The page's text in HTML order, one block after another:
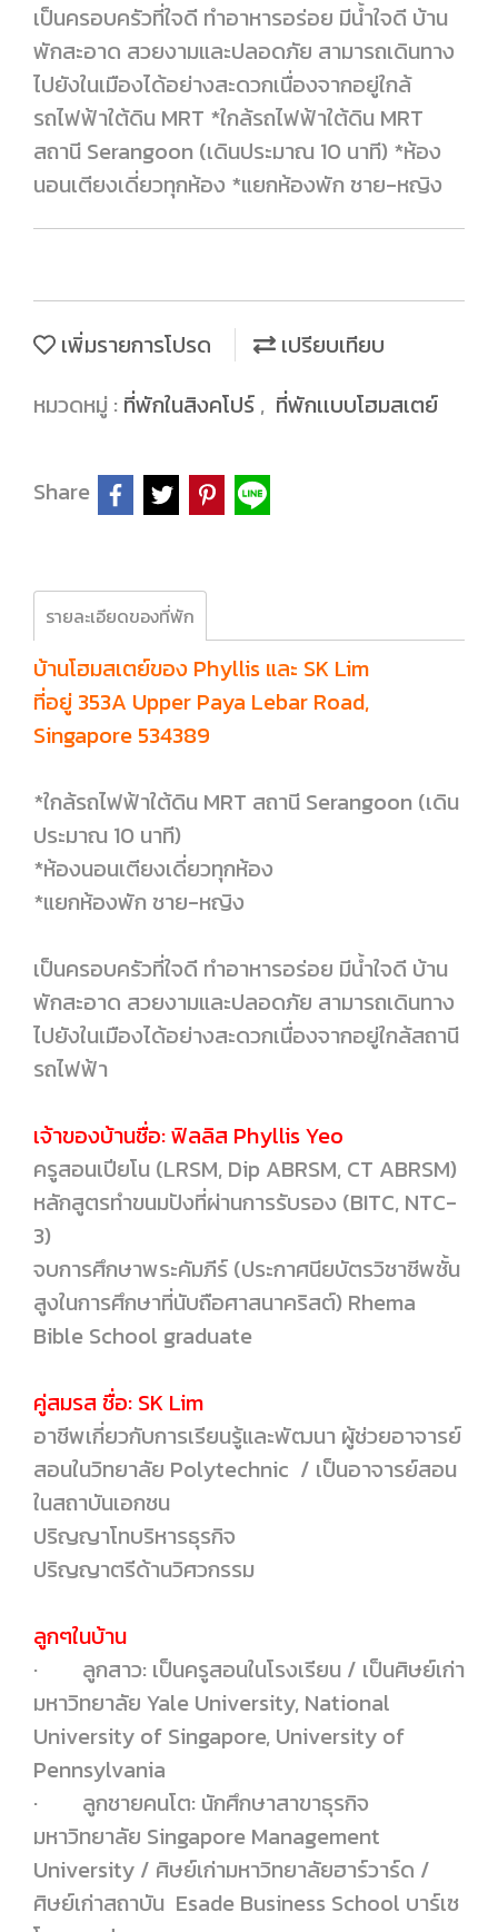
เป็นครอบครัวที่ใจดี ทำอาหารอร่อย มีน้ำใจดี บ้าน
พักสะอาด สวยงามและปลอดภัย สามารถเดินทาง
ไปยังในเมืองได้อย่างสะดวกเนื่องจากอยู่ใกล้
รถไฟฟ้าใต้ดิน MRT *ใกล้รถไฟฟ้าใต้ดิน MRT
สถานี Serangoon (เดินประมาณ 10 นาที) *ห้อง
นอนเตียงเดี่ยวทุกห้อง *แยกห้องพัก ชาย-หญิง
เพิ่มรายการโปรด
เปรียบเทียบ
หมวดหมู่ : ที่พักในสิงคโปร์ , ที่พักเเบบโฮมสเตย์
Share
รายละเอียดของที่พัก
บ้านโฮมสเตย์ของ Phyllis และ SK Lim
ที่อยู่ 353A Upper Paya Lebar Road,
Singapore 534389
*ใกล้รถไฟฟ้าใต้ดิน MRT สถานี Serangoon (เดิน
ประมาณ 10 นาที)
*ห้องนอนเตียงเดี่ยวทุกห้อง
*แยกห้องพัก ชาย-หญิง
เป็นครอบครัวที่ใจดี ทำอาหารอร่อย มีน้ำใจดี บ้าน
พักสะอาด สวยงามและปลอดภัย สามารถเดินทาง
ไปยังในเมืองได้อย่างสะดวกเนื่องจากอยู่ใกล้สถานี
รถไฟฟ้า
เจ้าของบ้านชื่อ: ฟิลลิส Phyllis Yeo
ครูสอนเปียโน (LRSM, Dip ABRSM, CT ABRSM)
หลักสูตรทำขนมปังที่ผ่านการรับรอง (BITC, NTC-
3)
จบการศึกษาพระคัมภีร์ (ประกาศนียบัตรวิชาชีพชั้น
สูงในการศึกษาที่นับถือศาสนาคริสต์) Rhema
Bible School graduate
คู่สมรส ชื่อ: SK Lim
อาชีพเกี่ยวกับการเรียนรู้และพัฒนา ผู้ช่วยอาจารย์
สอนในวิทยาลัย Polytechnic / เป็นอาจารย์สอน
ในสถาบันเอกชน
ปริญญาโทบริหารธุรกิจ
ปริญญาตรีด้านวิศวกรรม
ลูกๆในบ้าน
· ลูกสาว: เป็นครูสอนในโรงเรียน / เป็นศิษย์เก่า
มหาวิทยาลัย Yale University, National
University of Singapore, University of
Pennsylvania
· ลูกชายคนโต: นักศึกษาสาขาธุรกิจ
มหาวิทยาลัย Singapore Management
University / ศิษย์เก่ามหาวิทยาลัยฮาร์วาร์ด /
ศิษย์เก่าสถาบัน Esade Business School บาร์เซ